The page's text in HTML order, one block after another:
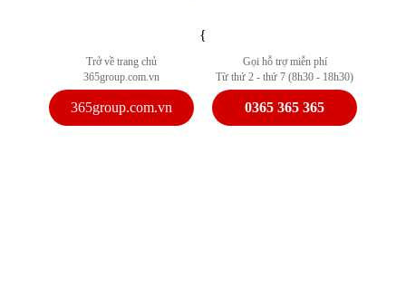
{
Trở về trang chủ
365group.com.vn
365group.com.vn
Gọi hỗ trợ miễn phí
Từ thứ 2 - thứ 7 (8h30 - 18h30)
0365 365 365